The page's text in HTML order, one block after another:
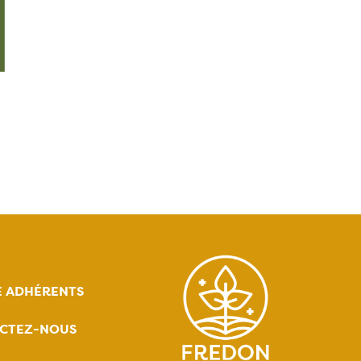
ADHÉRENTS
NOUS